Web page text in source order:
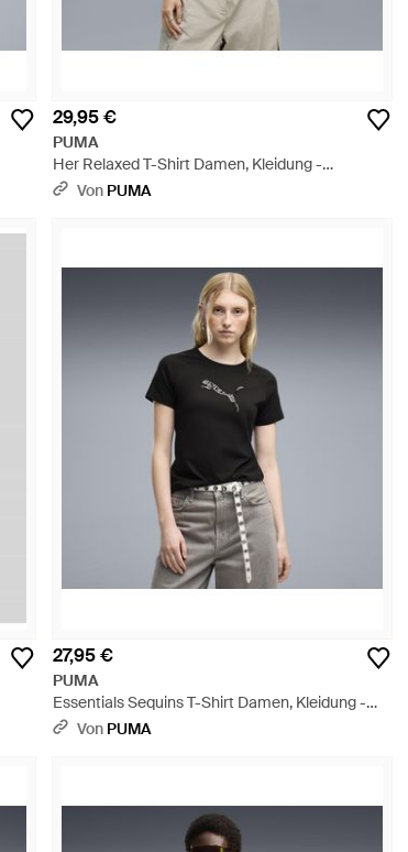
29,95 €
PUMA
Her Relaxed T-Shirt Damen, Kleidung -
Mehrfarbig
Von PUMA
27,95 €
PUMA
Essentials Sequins T-Shirt Damen, Kleidung -
Schwarz
Von PUMA